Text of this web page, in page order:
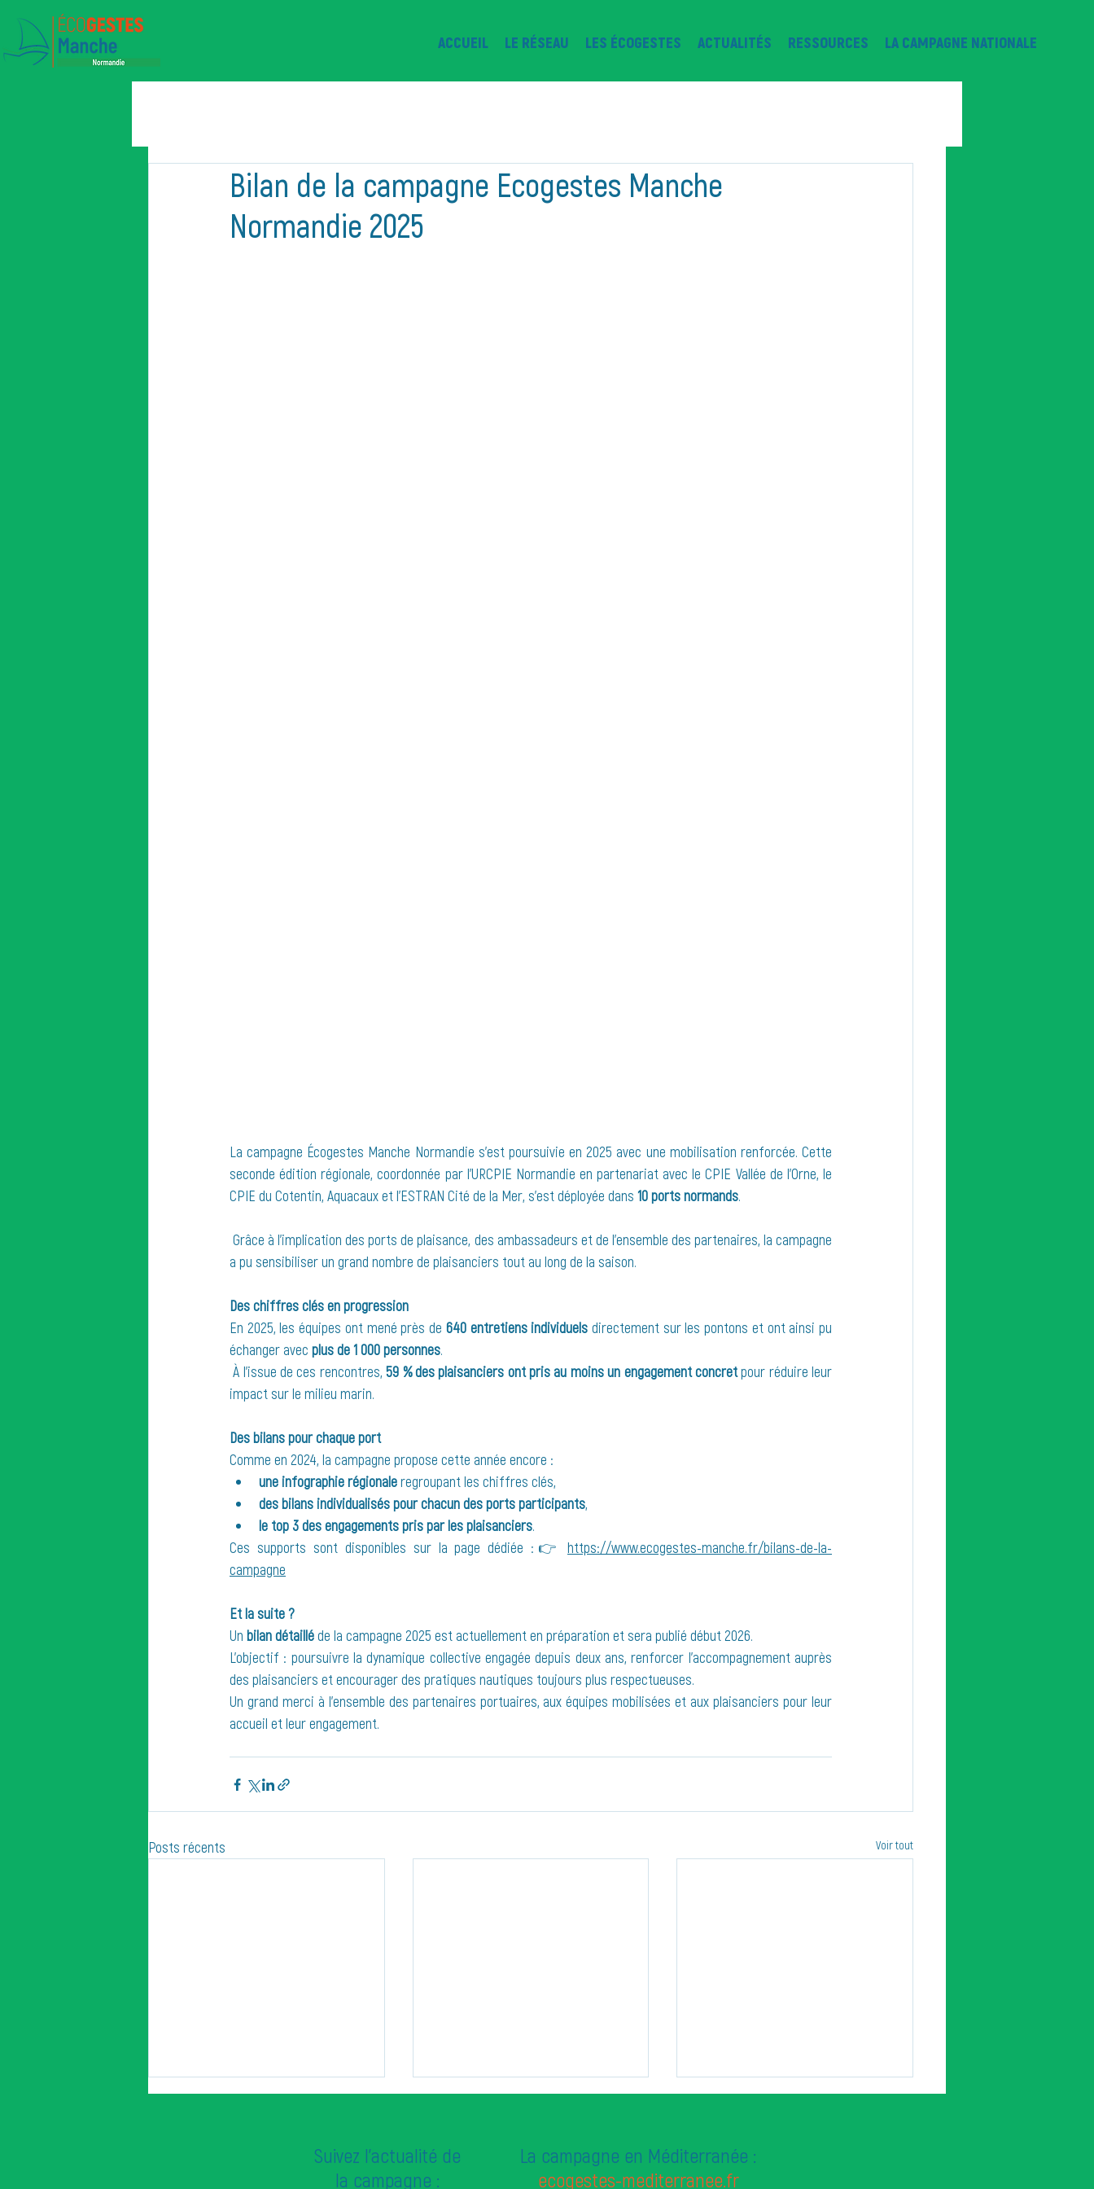
ACCUEIL LE RÉSEAU LES ÉCOGESTES ACTUALITÉS RESSOURCES LA CAMPAGNE NATIONALE
Bilan de la campagne Ecogestes Manche
Normandie 2025
La campagne Écogestes Manche Normandie s’est poursuivie en 2025 avec une mobilisation renforcée. Cette
seconde édition régionale, coordonnée par l’URCPIE Normandie en partenariat avec le CPIE Vallée de l’Orne, le
CPIE du Cotentin, Aquacaux et l'ESTRAN Cité de la Mer, s’est déployée dans 10 ports normands.
Grâce à l’implication des ports de plaisance, des ambassadeurs et de l’ensemble des partenaires, la campagne
a pu sensibiliser un grand nombre de plaisanciers tout au long de la saison.
Des chiffres clés en progression
En 2025, les équipes ont mené près de 640 entretiens individuels directement sur les pontons et ont ainsi pu
échanger avec plus de 1 000 personnes.
À l’issue de ces rencontres, 59 % des plaisanciers ont pris au moins un engagement concret pour réduire leur
impact sur le milieu marin.
Des bilans pour chaque port
Comme en 2024, la campagne propose cette année encore :
une infographie régionale regroupant les chiffres clés,
des bilans individualisés pour chacun des ports participants,
le top 3 des engagements pris par les plaisanciers.
Ces supports sont disponibles sur la page dédiée :👉 https://www.ecogestes-manche.fr/bilans-de-la-
campagne
Et la suite ?
Un bilan détaillé de la campagne 2025 est actuellement en préparation et sera publié début 2026.
L’objectif : poursuivre la dynamique collective engagée depuis deux ans, renforcer l’accompagnement auprès
des plaisanciers et encourager des pratiques nautiques toujours plus respectueuses.
Un grand merci à l’ensemble des partenaires portuaires, aux équipes mobilisées et aux plaisanciers pour leur
accueil et leur engagement.
Posts récents Voir tout
Suivez l'actualité de
la campagne :
La campagne en Méditerranée :
ecogestes-mediterranee.fr